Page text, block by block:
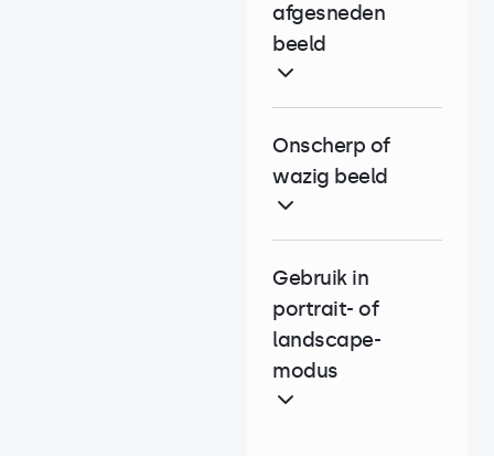
afgesneden
beeld
Onscherp of
wazig beeld
Gebruik in
portrait- of
landscape-
modus